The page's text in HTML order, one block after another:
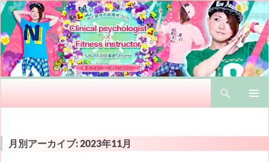
ン
ツ
月別アーカイブ: 2023年11月